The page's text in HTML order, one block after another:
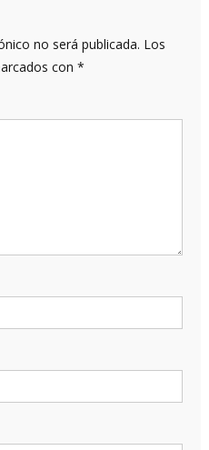
no será publicada. Los
con *